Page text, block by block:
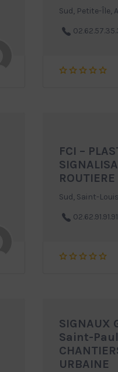
Sud, Petite-Île,
FCI –
Sud, Saint-
02.62.91.91.91
SIGNAUX
Saint-Paul
URBAINE